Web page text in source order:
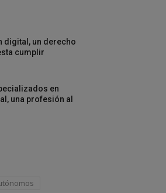
digital, un derecho
cumplir
en
una profesión al